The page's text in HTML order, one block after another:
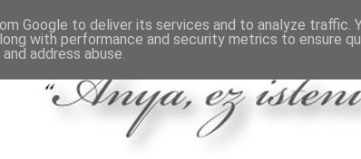
Google to deliver its services and to analyze traffic.
with performance and security metrics to ensure
address abuse.